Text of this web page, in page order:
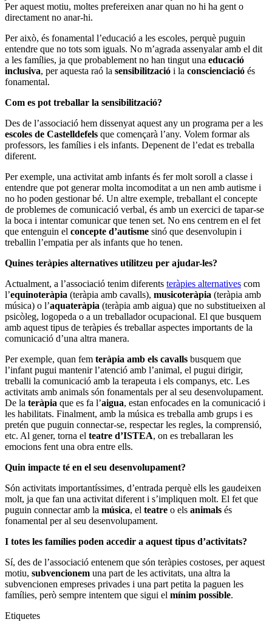
Per aquest motiu, moltes prefereixen anar quan no hi ha gent o
directament no anar-hi.
Per això, és fonamental l’educació a les escoles, perquè puguin
entendre que no tots som iguals. No m’agrada assenyalar amb el dit
a les famílies, ja que probablement no han tingut una educació
inclusiva, per aquesta raó la sensibilització i la conscienciació és
fonamental.
Com es pot treballar la sensibilització?
Des de l’associació hem dissenyat aquest any un programa per a les
escoles de Castelldefels que començarà l’any. Volem formar als
professors, les famílies i els infants. Depenent de l’edat es treballa
diferent.
Per exemple, una activitat amb infants és fer molt soroll a classe i
entendre que pot generar molta incomoditat a un nen amb autisme i
no ho poden gestionar bé. Un altre exemple, treballant el concepte
de problemes de comunicació verbal, és amb un exercici de tapar-se
la boca i intentar comunicar que tenen set. No ens centrem en el fet
que entenguin el concepte d’autisme sinó que desenvolupin i
treballin l’empatia per als infants que ho tenen.
Quines teràpies alternatives utilitzeu per ajudar-les?
Actualment, a l’associació tenim diferents teràpies alternatives com
l’equinoteràpia (teràpia amb cavalls), musicoteràpia (teràpia amb
música) o l’aquateràpia (teràpia amb aigua) que no substitueixen al
psicòleg, logopeda o a un treballador ocupacional. El que busquem
amb aquest tipus de teràpies és treballar aspectes importants de la
comunicació d’una altra manera.
Per exemple, quan fem teràpia amb els cavalls busquem que
l’infant pugui mantenir l’atenció amb l’animal, el pugui dirigir,
treballi la comunicació amb la terapeuta i els companys, etc. Les
activitats amb animals són fonamentals per al seu desenvolupament.
De la teràpia que es fa l’aigua, estan enfocades en la comunicació i
les habilitats. Finalment, amb la música es treballa amb grups i es
pretén que puguin connectar-se, respectar les regles, la comprensió,
etc. Al gener, torna el teatre d’ISTEA, on es treballaran les
emocions fent una obra entre ells.
Quin impacte té en el seu desenvolupament?
Són activitats importantíssimes, d’entrada perquè ells les gaudeixen
molt, ja que fan una activitat diferent i s’impliquen molt. El fet que
puguin connectar amb la música, el teatre o els animals és
fonamental per al seu desenvolupament.
I totes les famílies poden accedir a aquest tipus d’activitats?
Sí, des de l’associació entenem que són teràpies costoses, per aquest
motiu, subvencionem una part de les activitats, una altra la
subvencionen empreses privades i una part petita la paguen les
famílies, però sempre intentem que sigui el mínim possible.
Etiquetes